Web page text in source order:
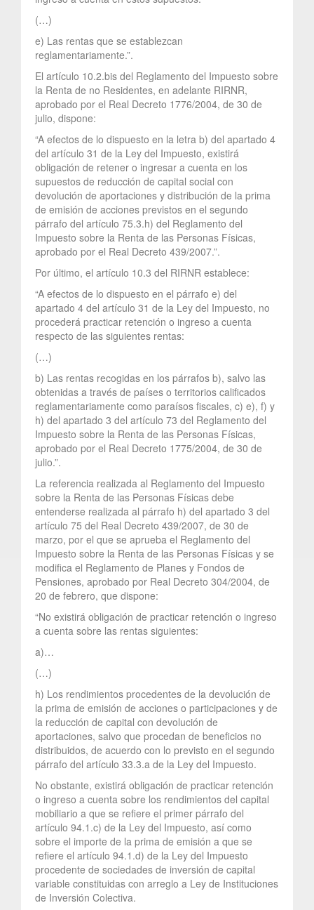
(…)
e) Las rentas que se establezcan
reglamentariamente.”.
El artículo 10.2.bis del Reglamento del Impuesto sobre
la Renta de no Residentes, en adelante RIRNR,
aprobado por el Real Decreto 1776/2004, de 30 de
julio, dispone:
“A efectos de lo dispuesto en la letra b) del apartado 4
del artículo 31 de la Ley del Impuesto, existirá
obligación de retener o ingresar a cuenta en los
supuestos de reducción de capital social con
devolución de aportaciones y distribución de la prima
de emisión de acciones previstos en el segundo
párrafo del artículo 75.3.h) del Reglamento del
Impuesto sobre la Renta de las Personas Físicas,
aprobado por el Real Decreto 439/2007.”.
Por último, el artículo 10.3 del RIRNR establece:
“A efectos de lo dispuesto en el párrafo e) del
apartado 4 del artículo 31 de la Ley del Impuesto, no
procederá practicar retención o ingreso a cuenta
respecto de las siguientes rentas:
(…)
b) Las rentas recogidas en los párrafos b), salvo las
obtenidas a través de países o territorios calificados
reglamentariamente como paraísos fiscales, c) e), f) y
h) del apartado 3 del artículo 73 del Reglamento del
Impuesto sobre la Renta de las Personas Físicas,
aprobado por el Real Decreto 1775/2004, de 30 de
julio.”.
La referencia realizada al Reglamento del Impuesto
sobre la Renta de las Personas Físicas debe
entenderse realizada al párrafo h) del apartado 3 del
artículo 75 del Real Decreto 439/2007, de 30 de
marzo, por el que se aprueba el Reglamento del
Impuesto sobre la Renta de las Personas Físicas y se
modifica el Reglamento de Planes y Fondos de
Pensiones, aprobado por Real Decreto 304/2004, de
20 de febrero, que dispone:
“No existirá obligación de practicar retención o ingreso
a cuenta sobre las rentas siguientes:
a)…
(…)
h) Los rendimientos procedentes de la devolución de
la prima de emisión de acciones o participaciones y de
la reducción de capital con devolución de
aportaciones, salvo que procedan de beneficios no
distribuidos, de acuerdo con lo previsto en el segundo
párrafo del artículo 33.3.a de la Ley del Impuesto.
No obstante, existirá obligación de practicar retención
o ingreso a cuenta sobre los rendimientos del capital
mobiliario a que se refiere el primer párrafo del
artículo 94.1.c) de la Ley del Impuesto, así como
sobre el importe de la prima de emisión a que se
refiere el artículo 94.1.d) de la Ley del Impuesto
procedente de sociedades de inversión de capital
variable constituidas con arreglo a Ley de Instituciones
de Inversión Colectiva.